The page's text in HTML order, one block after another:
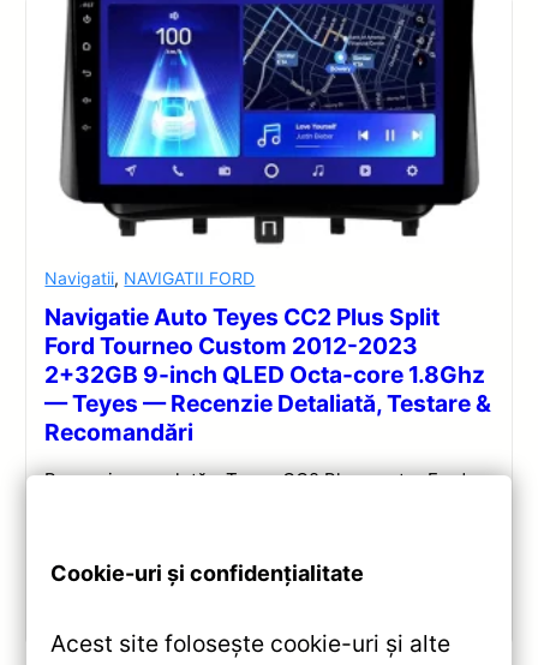
Navigatii, NAVIGATII FORD
Navigatie Auto Teyes CC2 Plus Split
Ford Tourneo Custom 2012-2023
2+32GB 9-inch QLED Octa-core 1.8Ghz
— Teyes — Recenzie Detaliată, Testare &
Recomandări
Recenzie completă a Teyes CC2 Plus pentru Ford
Cookie-uri și confidențialitate
Acest site folosește cookie-uri și alte